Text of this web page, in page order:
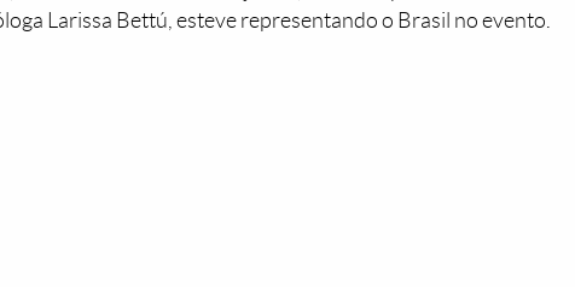
Larissa Bettú, esteve representando o Brasil no evento.